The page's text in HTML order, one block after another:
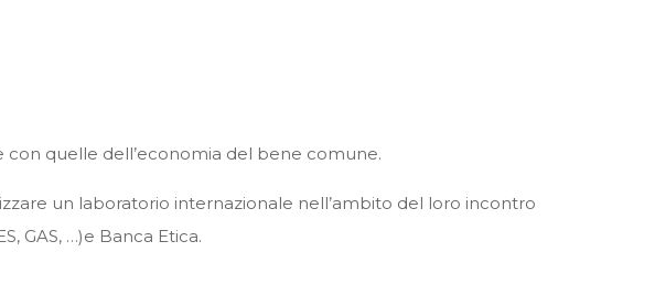
con quelle dell’economia del bene comune.
un laboratorio internazionale nell’ambito del loro incontro
GAS, …)e Banca Etica.